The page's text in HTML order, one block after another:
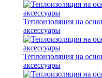
Теплоизоляция на
аксессуары
Теплоизоляция на
аксессуары